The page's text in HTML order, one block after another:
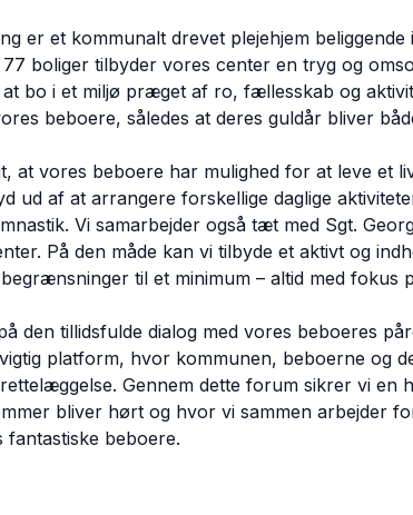
er et kommunalt drevet plejehjem
77 boliger tilbyder vores center en tryg og
bo i et miljø præget af ro, fællesskab og
beboere, således at deres guldår bliver
at vores beboere har mulighed for at leve et
ud af at arrangere forskellige daglige
Vi samarbejder også tæt med Sgt.
På den måde kan vi tilbyde et aktivt og
til et minimum – altid med fokus
den tillidsfulde dialog med vores beboeres
platform, hvor kommunen, beboerne og
Gennem dette forum sikrer vi en
bliver hørt og hvor vi sammen arbejder
beboere.